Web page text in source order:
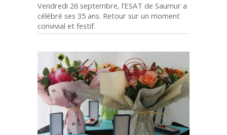
Vendredi 26 septembre, l’ESAT de Saumur a
célébré ses 35 ans. Retour sur un moment
convivial et festif.